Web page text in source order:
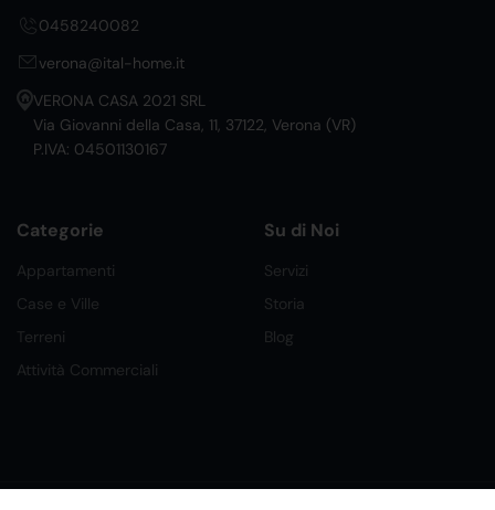
0458240082
verona@ital-home.it
VERONA CASA 2021 SRL
Via Giovanni della Casa, 11, 37122, Verona (VR)
P.IVA: 04501130167
Categorie
Appartamenti
Case e Ville
Terreni
Attività Commerciali
Su di Noi
Servizi
Storia
Blog